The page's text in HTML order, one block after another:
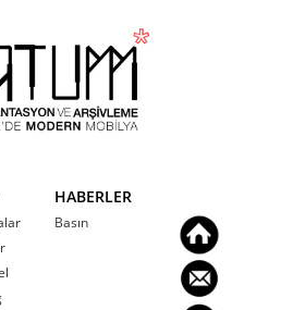
HABERLER
Basın